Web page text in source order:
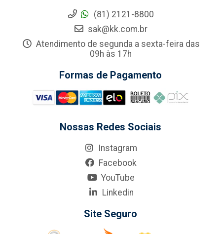
(81) 2121-8800
sak@kk.com.br
Atendimento de segunda a sexta-feira das
09h às 17h
Formas de Pagamento
Nossas Redes Sociais
Instagram
Facebook
YouTube
Linkedin
Site Seguro